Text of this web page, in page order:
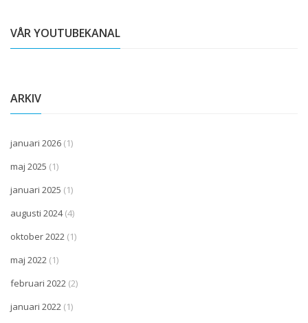
VÅR YOUTUBEKANAL
ARKIV
januari 2026 (1)
maj 2025 (1)
januari 2025 (1)
augusti 2024(4)
oktober 2022 (1)
maj 2022 (1)
februari 2022 (2)
januari 2022 (1)